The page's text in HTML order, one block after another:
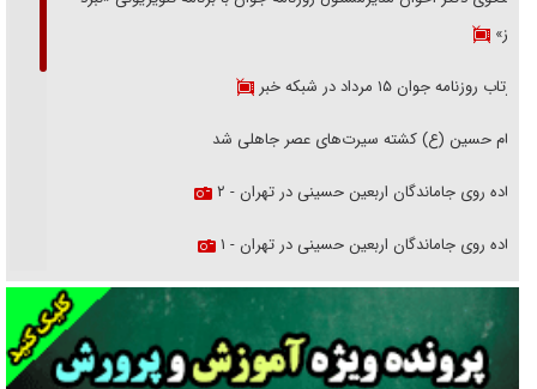
هرمز»
بازتاب روزنامه جوان ۱۵ مرداد در شبکه خبر
امام حسین (ع) کشته سیرت‌های عصر جاهلی شد
پیاده روی جاماندگان اربعین حسینی در تهران - ۲
پیاده روی جاماندگان اربعین حسینی در تهران - ۱
فریاد‌ها و ناله‌های دوستان مبارزدلم را آتش می‌زد
تغییر رویه دشمن در ترور از شیخ فضل‌الله تا مصباح یزدی